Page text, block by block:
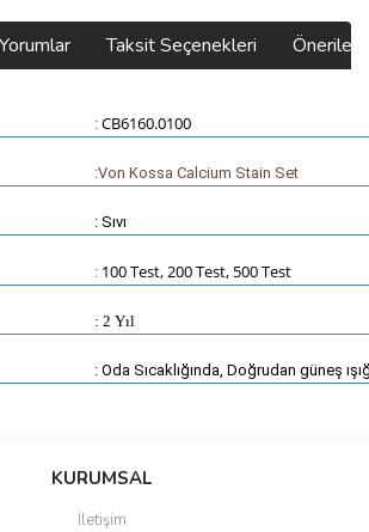
Yorumlar Taksit Seçenekleri
:CB6160.0100
:Von Kossa Calcium Stain Set
: Sıvı
: 100 Test, 200 Test, 500 Test
: 2 Yıl
: Oda Sıcaklığında, Doğrudan güneş
Bu ürüne ilk yorumu siz yapın!
KURUMSAL
İletişim